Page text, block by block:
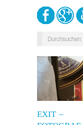
Durchsuchen:
EXIT –